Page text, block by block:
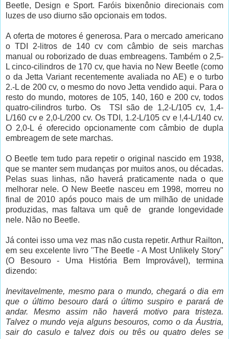
Beetle, Design e Sport. Faróis bixenônio direcionais com
luzes de uso diurno são opcionais em todos.
A oferta de motores é generosa. Para o mercado americano
o TDI 2-litros de 140 cv com câmbio de seis marchas
manual ou roborizado de duas embreagens. Também o 2,5-
L cinco-cilindros de 170 cv, que havia no New Beetle (como
o da Jetta Variant recentemente avaliada no AE) e o turbo
2.-L de 200 cv, o mesmo do novo Jetta vendido aqui. Para o
resto do mundo, motores de 105, 140, 160 e 200 cv, todos
quatro-cilindros turbo. Os TSI são de 1,2-L/105 cv, 1,4-
L/160 cv e 2,0-L/200 cv. Os TDI, 1.2-L/105 cv e !,4-L/140 cv.
O 2,0-L é oferecido opcionamente com câmbio de dupla
embreagem de sete marchas.
O Beetle tem tudo para repetir o original nascido em 1938,
que se manter sem mudanças por muitos anos, ou décadas.
Pelas suas linhas, não haverá praticamente nada o que
melhorar nele. O New Beetle nasceu em 1998, morreu no
final de 2010 após pouco mais de um milhão de unidade
produzidas, mas faltava um quê de grande longevidade
nele. Não no Beetle.
Já contei isso uma vez mas não custa repetir. Arthur Railton,
em seu excelente livro "The Beetle - A Most Unlikely Story"
(O Besouro - Uma História Bem Improvável), termina
dizendo:
Inevitavelmente, mesmo para o mundo, chegará o dia em
que o último besouro dará o último suspiro e parará de
andar. Mesmo assim não haverá motivo para tristeza.
Talvez o mundo veja alguns besouros, como o da Áustria,
sair do casulo e talvez dois ou três ou quatro deles se